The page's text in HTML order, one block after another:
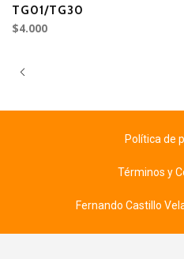
TG01/TG30
$4.000
Política de
Términos y
Fernando Castillo